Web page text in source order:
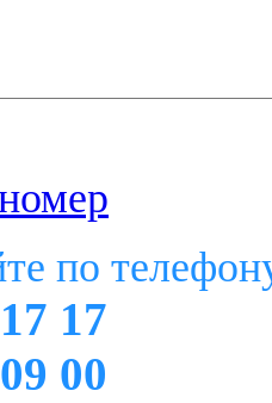
по
17
00